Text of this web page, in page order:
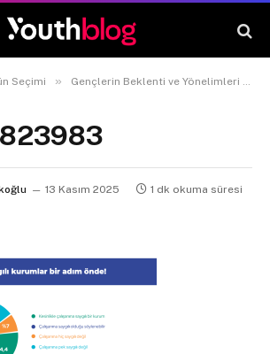
Seçimi » Gençlerin Beklenti ve Yönelimleri Araştırma Raporu 2025
13 Kasım 2025 1 dk okuma süresi